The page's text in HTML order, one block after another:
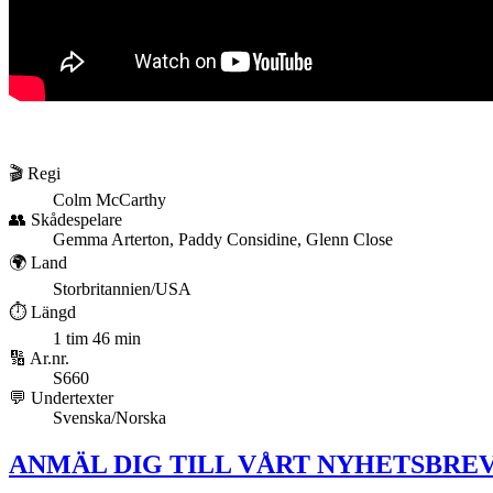
🎬 Regi
Colm McCarthy
👥 Skådespelare
Gemma Arterton, Paddy Considine, Glenn Close
🌍 Land
Storbritannien/USA
⏱️ Längd
1 tim 46 min
🔢 Ar.nr.
S660
💬 Undertexter
Svenska/Norska
ANMÄL DIG TILL VÅRT